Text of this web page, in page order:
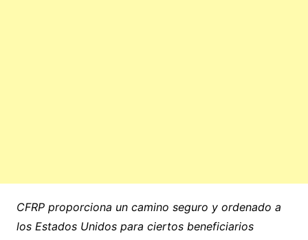
CFRP proporciona un camino seguro y ordenado a
los Estados Unidos para ciertos beneficiarios